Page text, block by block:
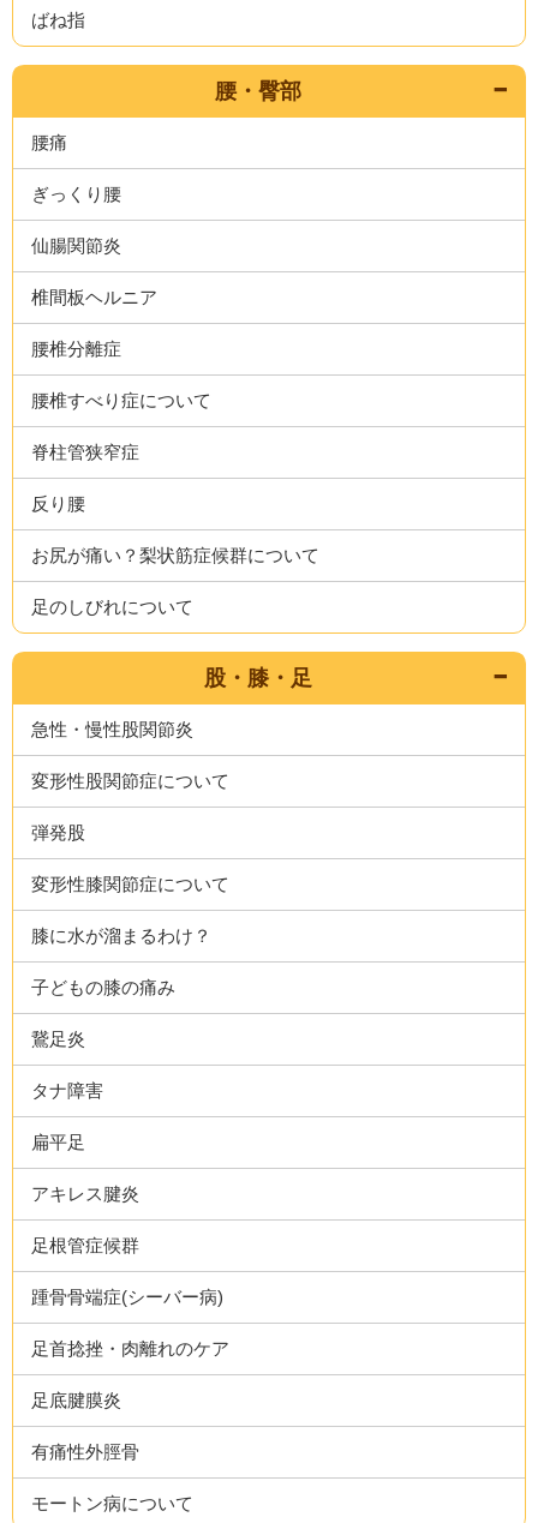
ばね指
腰・臀部
腰痛
ぎっくり腰
仙腸関節炎
椎間板ヘルニア
腰椎分離症
腰椎すべり症について
脊柱管狭窄症
反り腰
お尻が痛い？梨状筋症候群について
足のしびれについて
股・膝・足
急性・慢性股関節炎
変形性股関節症について
弾発股
変形性膝関節症について
膝に水が溜まるわけ？
子どもの膝の痛み
鵞足炎
タナ障害
扁平足
アキレス腱炎
足根管症候群
踵骨骨端症(シーバー病)
足首捻挫・肉離れのケア
足底腱膜炎
有痛性外脛骨
モートン病について